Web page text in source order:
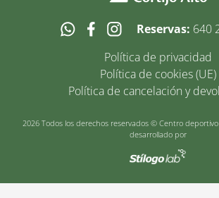
Reservas: 640
Política de privacidad
Política de cookies (UE)
Política de cancelación y
2026 Todos los derechos reservados © Centro
desarrollado por